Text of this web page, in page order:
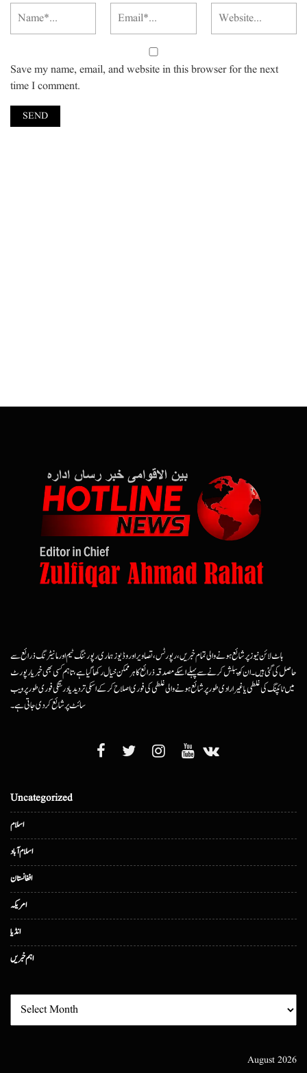
Save my name, email, and website in this browser for the next
time I comment.
ہاٹ لائن نیوز پر شائع ہونے والی تمام خبریں، رپورٹس، تصاویر اور وڈیوز ہماری رپورٹنگ ٹیم اور مانیٹرنگ ذرائع سے
حاصل کی گئی ہیں۔ ان کو پبلش کرنے سے پہلے اسکے مصدقہ ذرائع کا ہرممکن خیال رکھا گیا ہے، تاہم کسی بھی خبر یا رپورٹ
میں ٹائپنگ کی غلطی یا غیرارادی طور پر شائع ہونے والی غلطی کی فوری اصلاح کرکے اسکی تردید یا درستگی فوری طور پر ویب
سائٹ پر شائع کردی جاتی ہے۔
Uncategorized
اسلام
اسلام آباد
افغانستان
امریکہ
انڈیا
اہم خبریں
August 2026